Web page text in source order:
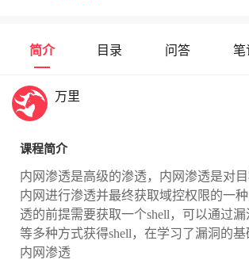
简介 目录 问答 笔
万里
课程简介
内网渗透是高级的渗透，内网渗透是对
内网进行渗透并最终获取域控权限的一
透的前提需要获取一个shell，可以通过
等多种方式获得shell，在学习了漏洞的
内网渗透